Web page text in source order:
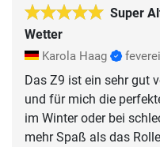
Super
Wetter
Karola Haag
Das Z9 ist ein sehr gut
und für mich die
im Winter oder bei
mehr Spaß als das